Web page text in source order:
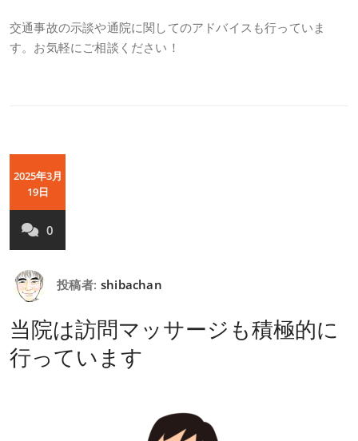
交通事故の示談や通院に関してのアドバイスも行っていま
す。お気軽にご相談ください！
2025年3月
19日
0
投稿者: shibachan
当院は訪問マッサージも積極的に
行っています